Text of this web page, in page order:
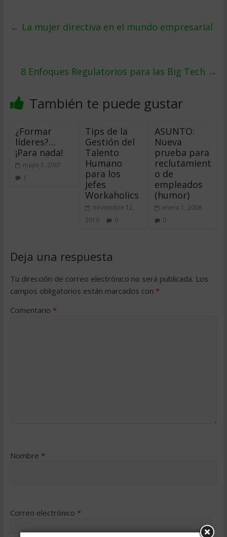
← La mujer directiva en el mundo empresarial
8 Enfoques Regulatorios para las Big Tech →
También te puede gustar
¿Formar
líderes?…
¡Para nada!
mayo 1, 2007
1
Tips de la
Gestión del
Talento
Humano
para los
Jefes
Workaholics
noviembre 12,
2010
0
ASUNTO:
Nueva
prueba para
reclutamient
o de
empleados
(humor)
enero 1, 2008
0
Deja una respuesta
Tu dirección de correo electrónico no será publicada. Los
campos obligatorios están marcados con *
Comentario *
Nombre *
Correo electrónico *